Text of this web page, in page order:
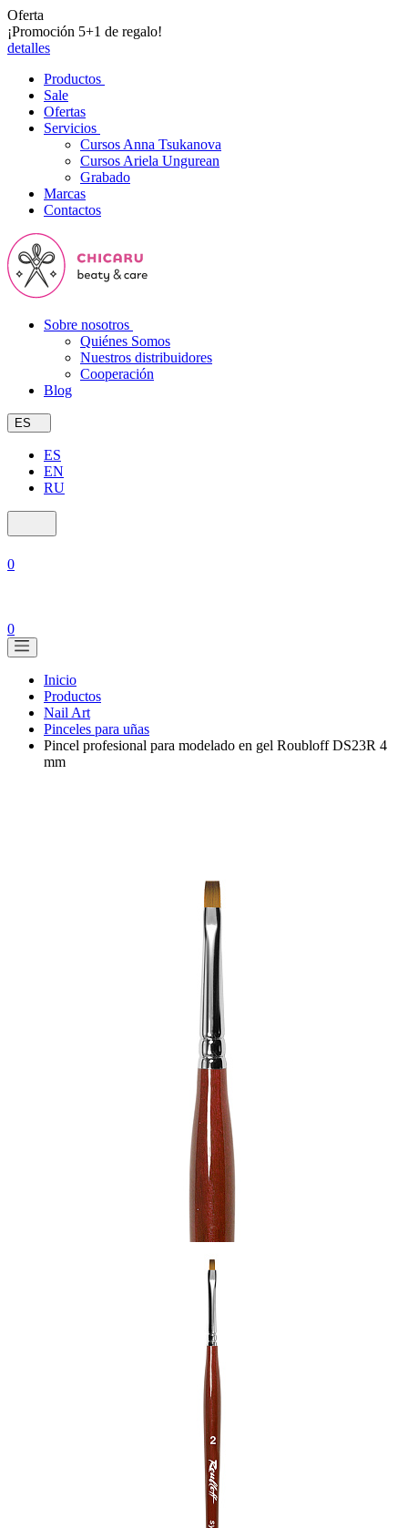
Oferta
¡Promoción 5+1 de regalo!
detalles
Productos
Sale
Ofertas
Servicios
Cursos Anna Tsukanova
Cursos Ariela Ungurean
Grabado
Marcas
Contactos
Sobre nosotros
Quiénes Somos
Nuestros distribuidores
Cooperación
Blog
ES
ES
EN
RU
0
0
Inicio
Productos
Nail Art
Pinceles para uñas
Pincel profesional para modelado en gel Roubloff DS23R 4
mm